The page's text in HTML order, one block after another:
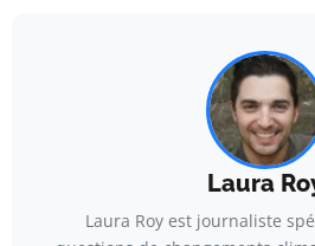
Laura
Laura Roy est journaliste